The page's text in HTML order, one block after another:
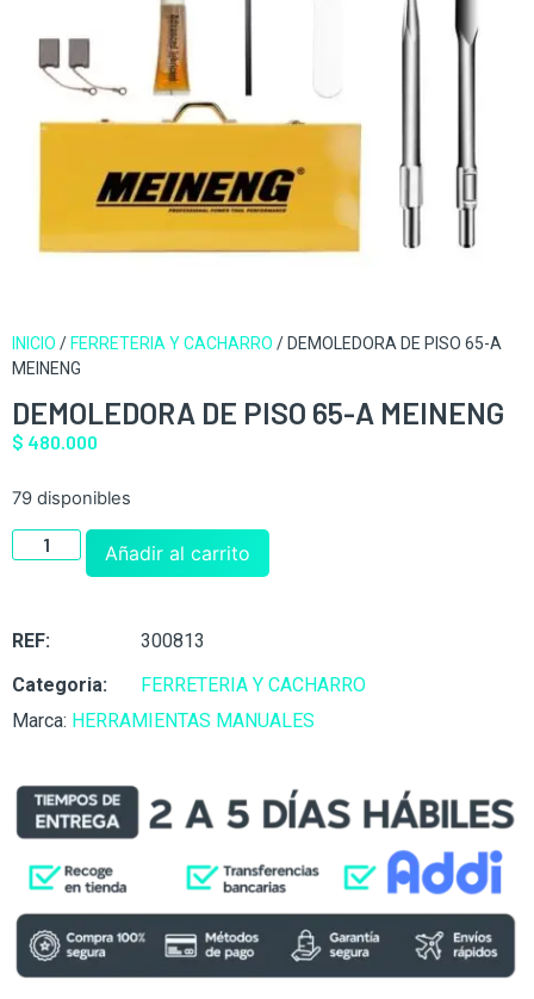
INICIO / FERRETERIA Y CACHARRO / DEMOLEDORA DE PISO 65-A
MEINENG
DEMOLEDORA DE PISO 65-A MEINENG
$ 480.000
79 disponibles
Añadir al carrito
REF:
300813
Categoria:
FERRETERIA Y CACHARRO
Marca: HERRAMIENTAS MANUALES